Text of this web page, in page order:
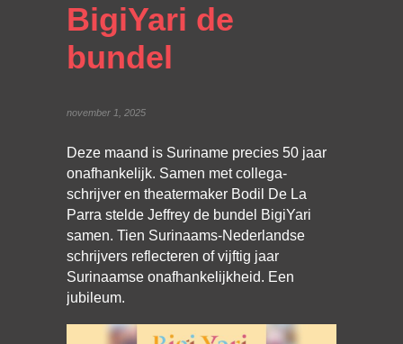
BigiYari de
bundel
november 1, 2025
Deze maand is Suriname precies 50 jaar
onafhankelijk. Samen met collega-
schrijver en theatermaker Bodil De La
Parra stelde Jeffrey de bundel BigiYari
samen. Tien Surinaams-Nederlandse
schrijvers reflecteren of vijftig jaar
Surinaamse onafhankelijkheid. Een
jubileum.